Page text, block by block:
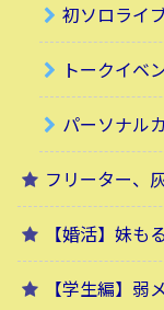
初ソロライ
トークイベ
パーソナル
フリーター、
【婚活】妹も
【学生編】弱